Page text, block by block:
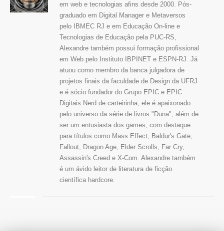
em web e tecnologias afins desde 2000. Pós-
graduado em Digital Manager e Metaversos
pelo IBMEC RJ e em Educação On-line e
Tecnologias de Educação pela PUC-RS,
Alexandre também possui formação profissional
em Web pelo Instituto IBPINET e ESPN-RJ. Já
atuou como membro da banca julgadora de
projetos finais da faculdade de Design da UFRJ
e é sócio fundador do Grupo EPIC e EPIC
Digitais.Nerd de carteirinha, ele é apaixonado
pelo universo da série de livros "Duna", além de
ser um entusiasta dos games, com destaque
para títulos como Mass Effect, Baldur's Gate,
Fallout, Dragon Age, Elder Scrolls, Far Cry,
Assassin's Creed e X-Com. Alexandre também
é um ávido leitor de literatura de ficção
científica hardcore.